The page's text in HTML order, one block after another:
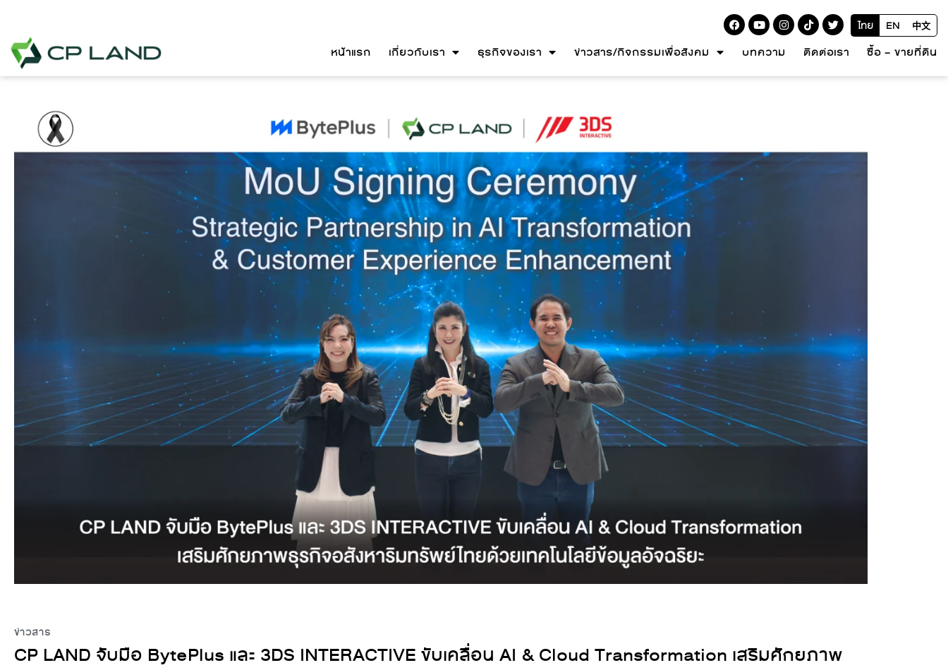
ไทย EN 中文
หน้าแรก เกี่ยวกับเรา ธุรกิจของเรา ข่าวสาร/กิจกรรมเพื่อสังคม บทความ ติดต่อเรา ซื้อ – ขายที่ดิน
ข่าวสาร
CP LAND จับมือ BytePlus และ 3DS INTERACTIVE ขับเคลื่อน AI & Cloud Transformation เสริมศักยภาพ